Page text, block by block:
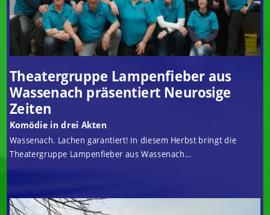
Theatergruppe Lampenfieber aus
Wassenach präsentiert Neurosige
Zeiten
Komödie in drei Akten
Wassenach. Lachen garantiert! In diesem Herbst bringt die
Theatergruppe Lampenfieber aus Wassenach...